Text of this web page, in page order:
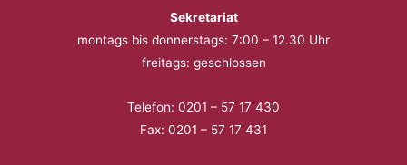
Sekretariat
montags bis donnerstags: 7:00 – 12.30 Uhr
freitags: geschlossen
Telefon: 0201 – 57 17 430
Fax: 0201 – 57 17 431